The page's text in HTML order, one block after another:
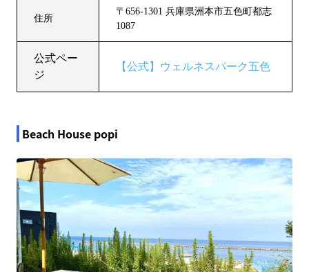
住所
〒656-1301 兵庫県洲本市五色町都志
1087
公式ペー
ジ
【公式】ウェルネスパーク五色
Beach House popi